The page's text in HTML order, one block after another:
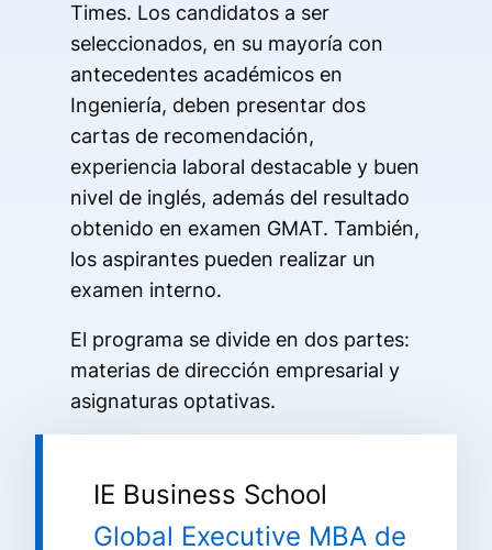
Times. Los candidatos a ser
seleccionados, en su mayoría con
antecedentes académicos en
Ingeniería, deben presentar dos
cartas de recomendación,
experiencia laboral destacable y buen
nivel de inglés, además del resultado
obtenido en examen GMAT. También,
los aspirantes pueden realizar un
examen interno.
El programa se divide en dos partes:
materias de dirección empresarial y
asignaturas optativas.
IE Business School
Global Executive MBA de